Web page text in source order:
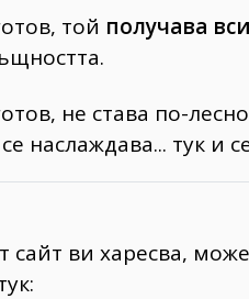
той получава
не става по-
наслаждава... тук и
сайт ви харесва,